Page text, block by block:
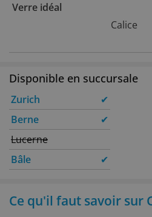
Verre idéal
Calice
Disponible en succursale
Zurich
✔
Berne
✔
Lucerne
Bâle
✔
Ce qu'il faut savoir sur